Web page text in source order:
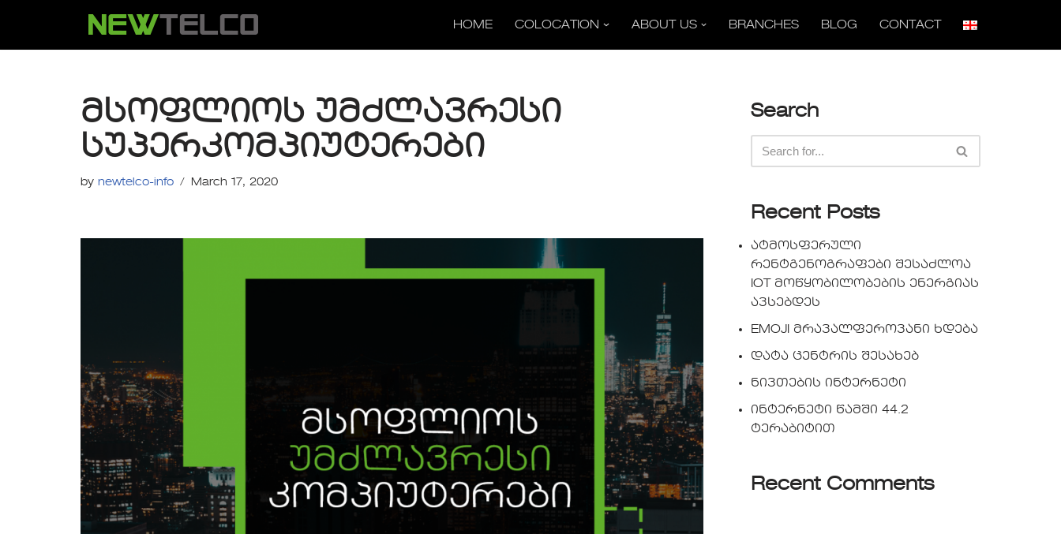
HOME COLOCATION ABOUT US BRANCHES BLOG CONTACT
მსოფლიოს უმძლავრესი
სუპერკომპიუტერები
by newtelco-info March 17, 2020
Search
Recent Posts
ატმოსფერული
რენტგენოგრაფები შესაძლოა
IOT მოწყობილობების ენერგიას
ავსებდეს
EMOJI მრავალფეროვანი ხდება
დატა ცენტრის შესახებ
ნივთების ინტერნეტი
ინტერნეტი წამში 44.2
ტერაბიტით
Recent Comments